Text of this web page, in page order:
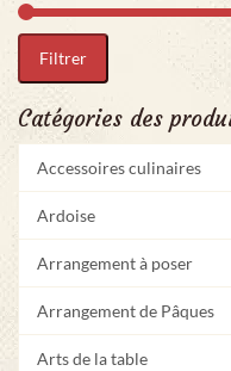
Filtrer
Catégories des
Accessoires culinaires
Ardoise
Arrangement à poser
Arrangement de Pâques
Arts de la table